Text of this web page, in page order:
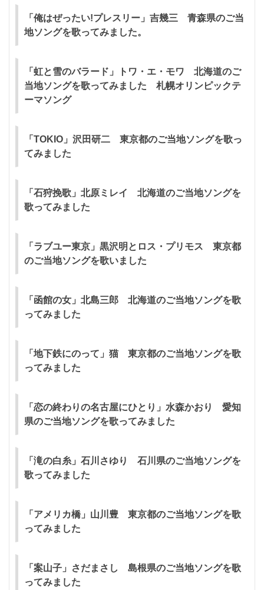
「俺はぜったい!プレスリー」吉幾三 青森県のご当
地ソングを歌ってみました。
「虹と雪のバラード」トワ・エ・モワ 北海道のご
当地ソングを歌ってみました 札幌オリンピックテ
ーマソング
「TOKIO」沢田研二 東京都のご当地ソングを歌っ
てみました
「石狩挽歌」北原ミレイ 北海道のご当地ソングを
歌ってみました
「ラブユー東京」黒沢明とロス・プリモス 東京都
のご当地ソングを歌いました
「函館の女」北島三郎 北海道のご当地ソングを歌
ってみました
「地下鉄にのって」猫 東京都のご当地ソングを歌
ってみました
「恋の終わりの名古屋にひとり」水森かおり 愛知
県のご当地ソングを歌ってみました
「滝の白糸」石川さゆり 石川県のご当地ソングを
歌ってみました
「アメリカ橋」山川豊 東京都のご当地ソングを歌
ってみました
「案山子」さだまさし 島根県のご当地ソングを歌
ってみました